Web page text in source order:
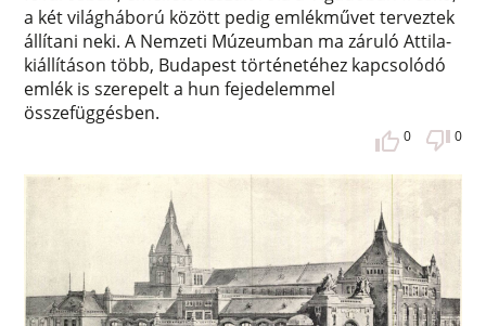
a két világháború között pedig emlékművet terveztek
állítani neki. A Nemzeti Múzeumban ma záruló Attila-
kiállításon több, Budapest történetéhez kapcsolódó
emlék is szerepelt a hun fejedelemmel
összefüggésben.
0 0